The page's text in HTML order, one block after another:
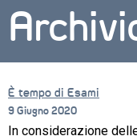
È tempo di Esami
9 Giugno 2020
In considerazione